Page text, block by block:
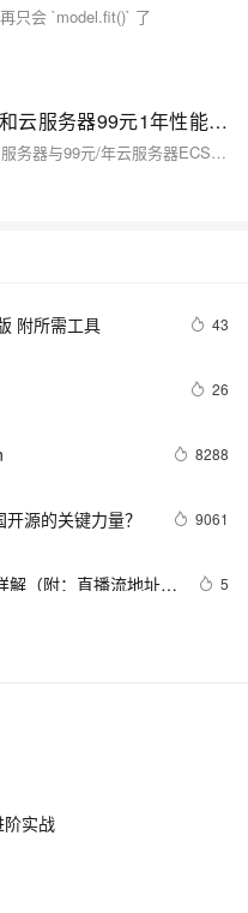
只会 `model.fit()` 了
阿里云轻量应用服务器38元1年和云服务器99元1年性能、适用场景区别及选择参考
阿里云特价服务器中，38元/年轻量应用服务器与99元/年云服务器ECS受入门用户关注。两者在定位、架构、场景及规则上差异显著：轻量应用服务器简化运维，提供高带宽，适合个人站长等；云服务器ECS则灵活可扩展，具备企业级稳定性，适合长期成本敏感型用户及技术开发者。
附所需工具 43
26
8288
源的关键力量？ 9061
解（附：直播流地址、
5
态度
计算
实战